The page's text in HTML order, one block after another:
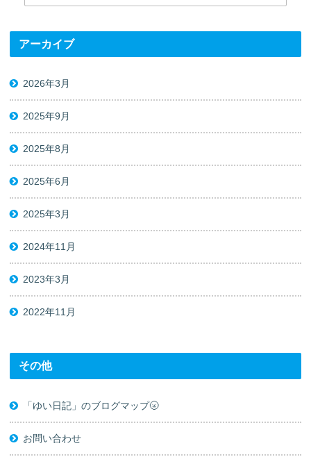
アーカイブ
2026年3月
2025年9月
2025年8月
2025年6月
2025年3月
2024年11月
2023年3月
2022年11月
その他
「ゆい日記」のブログマップ🌝
お問い合わせ